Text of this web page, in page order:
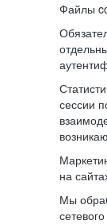
Файлы
сессии
на
Мы